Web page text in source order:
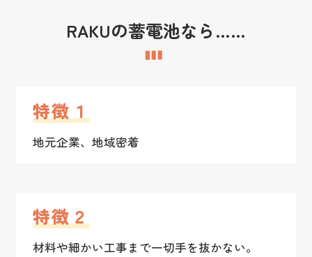
RAKUの蓄電池なら……
特徴１
地元企業、地域密着
特徴２
材料や細かい工事まで一切手を抜かない。